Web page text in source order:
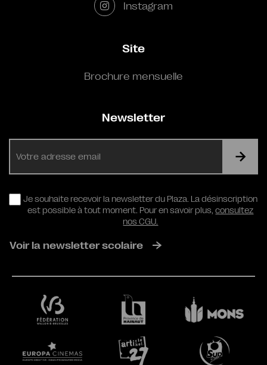
Instagram
Site
Brochure mensuelle
Newsletter
RGPD
Je souhaite recevoir la newsletter du Plaza. La désinscription
est possible à tout moment. Pour en savoir plus,consultez
nos CGU.
Voir la newsletter scolaire